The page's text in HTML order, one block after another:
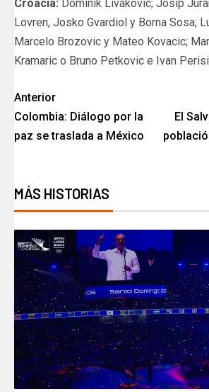
Croacia: Dominik Livakovic; Josip
Lovren, Josko Gvardiol y Borna Sosa;
Marcelo Brozovic y Mateo Kovacic;
Kramaric o Bruno Petkovic e Ivan
Anterior
Colombia: Diálogo por la
paz se traslada a México
El
MÁS HISTORIAS